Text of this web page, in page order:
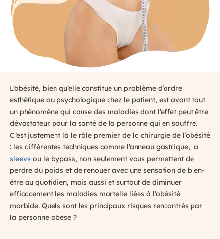
L’obésité, bien qu’elle constitue un problème d’ordre
esthétique ou psychologique chez le patient, est avant tout
un phénomène qui cause des maladies dont l’effet peut être
dévastateur pour la santé de la personne qui en souffre.
C’est justement là le rôle premier de la chirurgie de l’obésité
: les différentes techniques comme l’anneau gastrique, la
sleeve ou le bypass, non seulement vous permettent de
perdre du poids et de renouer avec une sensation de bien-
être au quotidien, mais aussi et surtout de diminuer
efficacement les maladies mortelle liées à l’obésité
morbide. Quels sont les principaux risques rencontrés par
la personne obèse ?